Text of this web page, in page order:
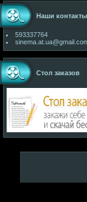
Наши контакты
593337764
Стол заказов